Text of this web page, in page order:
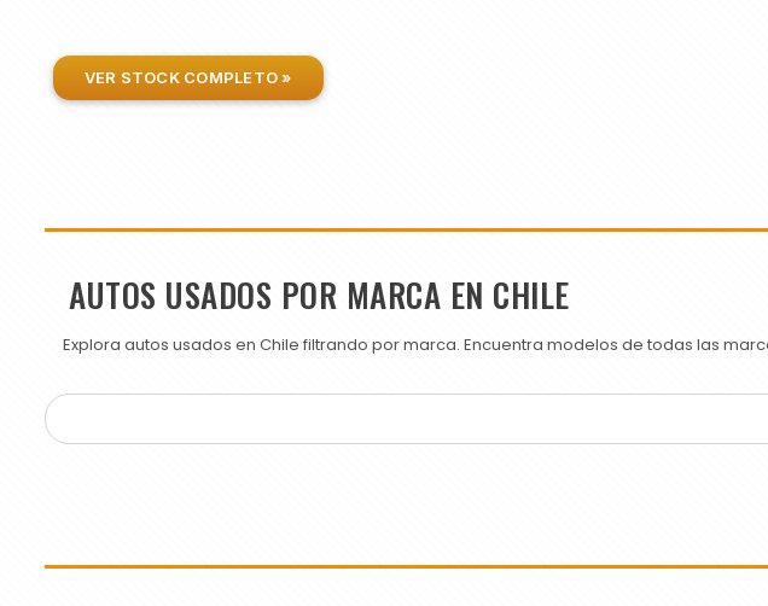
VER STOCK COMPLETO »
AUTOS USADOS POR MARCA EN CHILE
Explora autos usados en Chile filtrando por marca. Encuentra modelos de todas las